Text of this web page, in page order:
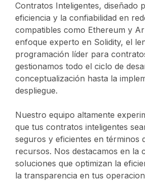
Contratos Inteligentes, diseñado
eficiencia y la confiabilidad en
compatibles como Ethereum y
enfoque experto en Solidity, el
programación líder para
gestionamos todo el ciclo de
conceptualización hasta la
despliegue.
Nuestro equipo altamente
que tus contratos inteligentes
seguros y eficientes en términos
recursos. Nos destacamos en la
soluciones que optimizan la
la transparencia en tus